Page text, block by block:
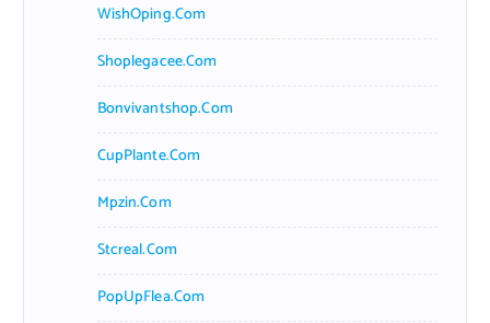
WishOping.com
Shoplegacee.com
Bonvivantshop.com
CupPlante.com
Mpzin.com
Stcreal.com
PopUpFlea.com